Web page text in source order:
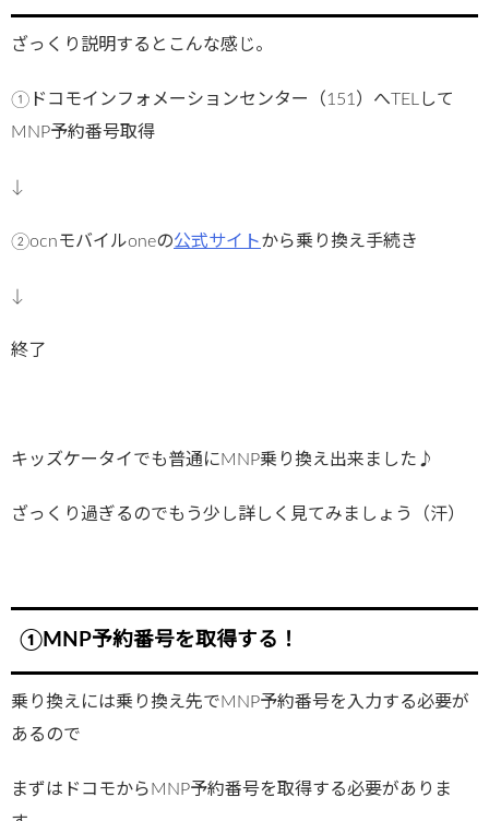
ざっくり説明するとこんな感じ。
①ドコモインフォメーションセンター（151）へTELして
MNP予約番号取得
↓
②ocnモバイルoneの公式サイトから乗り換え手続き
↓
終了
キッズケータイでも普通にMNP乗り換え出来ました♪
ざっくり過ぎるのでもう少し詳しく見てみましょう（汗）
①MNP予約番号を取得する！
乗り換えには乗り換え先でMNP予約番号を入力する必要が
あるので
まずはドコモからMNP予約番号を取得する必要がありま